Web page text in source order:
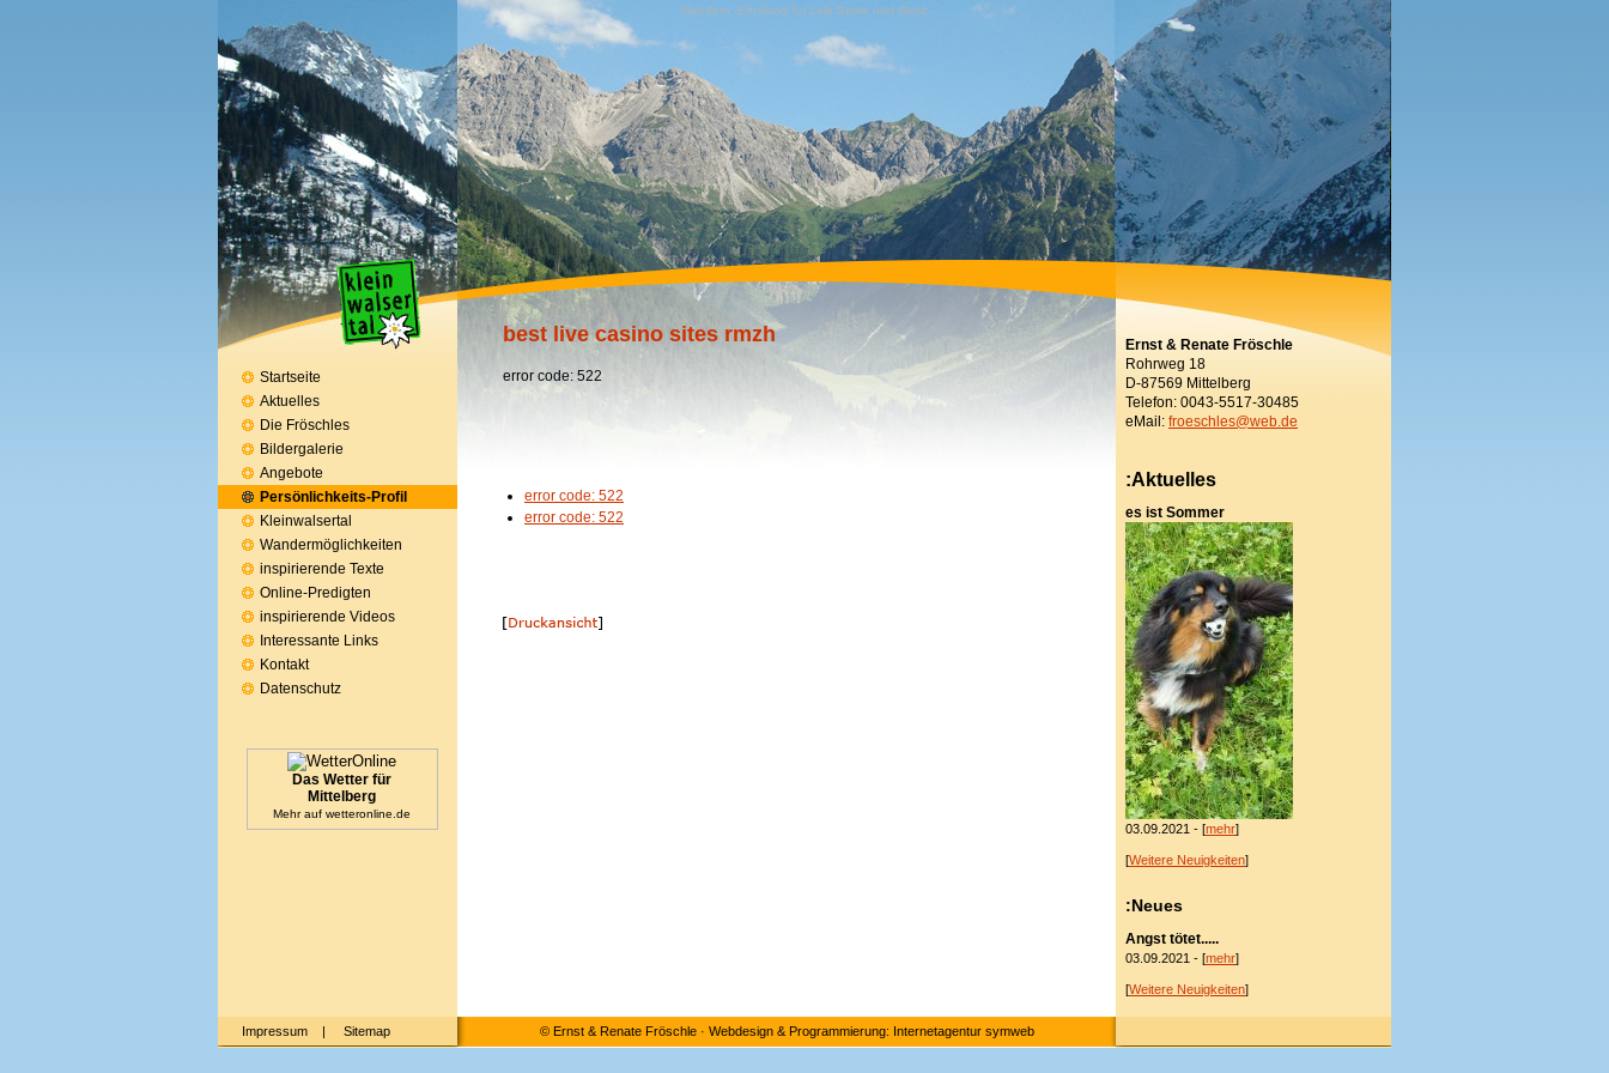
Wandern, Erholung für Leib,Seele und Geist,
best live casino sites rmzh
error code: 522
error code: 522
error code: 522
Startseite
Aktuelles
Die Fröschles
Bildergalerie
Angebote
Persönlichkeits-Profil
Kleinwalsertal
Wandermöglichkeiten
inspirierende Texte
Online-Predigten
inspirierende Videos
Interessante Links
Kontakt
Datenschutz
Das Wetter für
Mittelberg
Mehr auf wetteronline.de
Ernst & Renate Fröschle
Rohrweg 18
D-87569 Mittelberg
Telefon: 0043-5517-30485
eMail: froeschles@web.de
:Aktuelles
es ist Sommer
03.09.2021 - [mehr]
[Weitere Neuigkeiten]
:Neues
Angst tötet.....
03.09.2021 - [mehr]
[Weitere Neuigkeiten]
Impressum | Sitemap © Ernst & Renate Fröschle· Webdesign & Programmierung: Internetagentur symweb